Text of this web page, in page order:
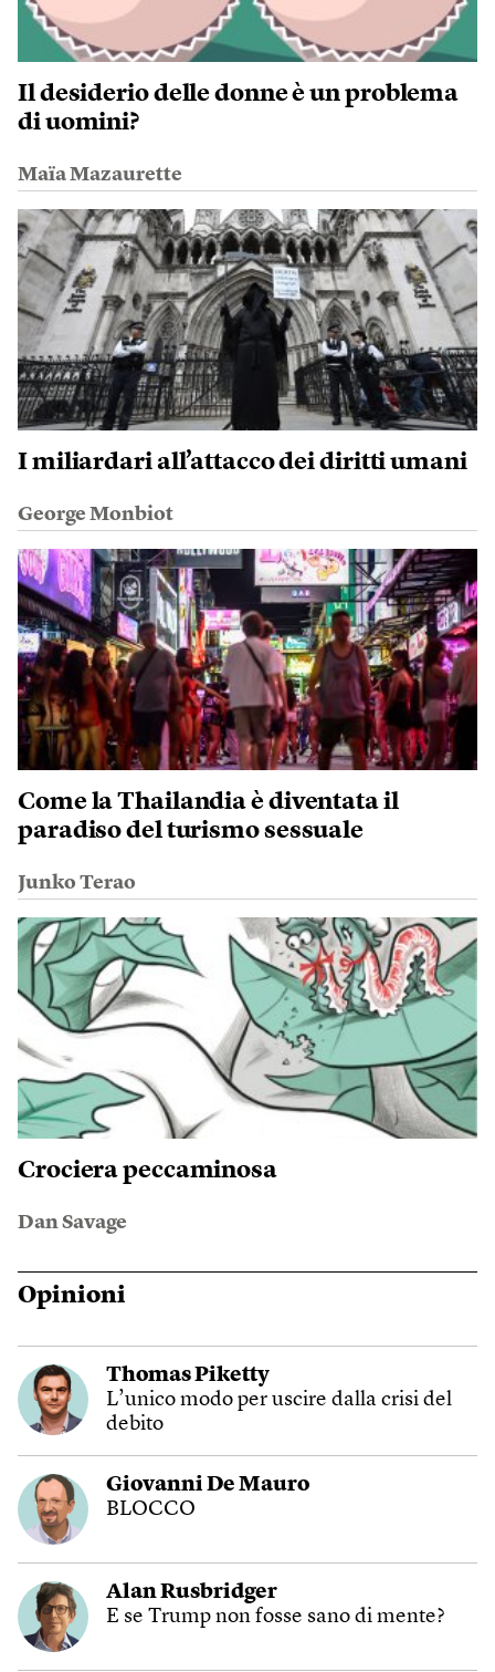
Il desiderio delle donne è un problema
di uomini?
Maïa Mazaurette
I miliardari all’attacco dei diritti umani
George Monbiot
Come la Thailandia è diventata il
paradiso del turismo sessuale
Junko Terao
Crociera peccaminosa
Dan Savage
Opinioni
Thomas Piketty
L’unico modo per uscire dalla crisi del
debito
Giovanni De Mauro
BLOCCO
Alan Rusbridger
E se Trump non fosse sano di mente?